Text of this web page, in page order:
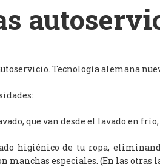
Tecnología alemana
que van desde el lavado en
higiénico de tu ropa,
manchas especiales. (En las